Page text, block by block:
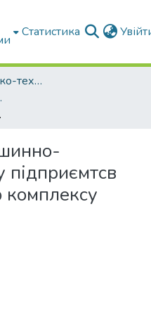
Статистика
Факультет Механіко-технологічний
машин
підприємтсв
комплексу